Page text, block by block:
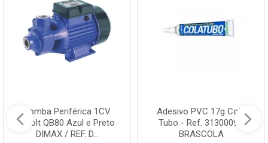
Bomba Periférica 1CV
Bivolt QB80 Azul e Preto
DIMAX / REF. D...
Adesivo PVC 17g Cola
Tubo - Ref. 3130009 -
BRASCOLA